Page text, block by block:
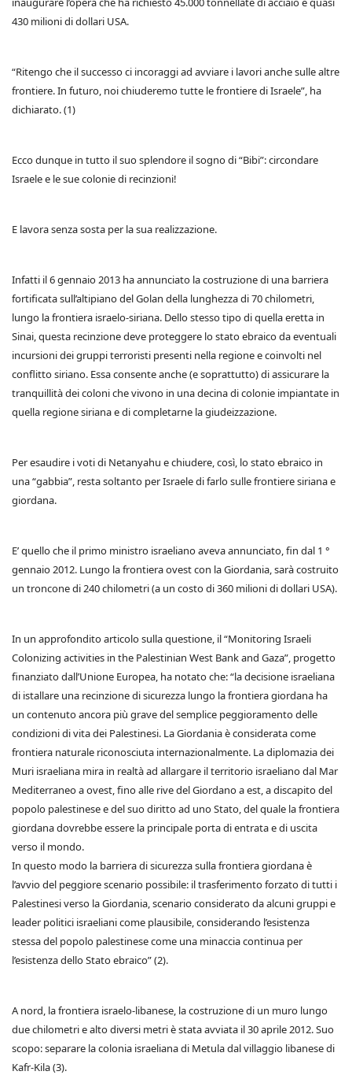
430 milioni di dollari USA.
“Ritengo che il successo ci incoraggi ad avviare i lavori anche sulle altre
frontiere. In futuro, noi chiuderemo tutte le frontiere di Israele”, ha
dichiarato. (1)
Ecco dunque in tutto il suo splendore il sogno di “Bibi”: circondare
Israele e le sue colonie di recinzioni!
E lavora senza sosta per la sua realizzazione.
Infatti il 6 gennaio 2013 ha annunciato la costruzione di una barriera
fortificata sull’altipiano del Golan della lunghezza di 70 chilometri,
lungo la frontiera israelo-siriana. Dello stesso tipo di quella eretta in
Sinai, questa recinzione deve proteggere lo stato ebraico da eventuali
incursioni dei gruppi terroristi presenti nella regione e coinvolti nel
conflitto siriano. Essa consente anche (e soprattutto) di assicurare la
tranquillità dei coloni che vivono in una decina di colonie impiantate in
quella regione siriana e di completarne la giudeizzazione.
Per esaudire i voti di Netanyahu e chiudere, così, lo stato ebraico in
una “gabbia”, resta soltanto per Israele di farlo sulle frontiere siriana e
giordana.
E’ quello che il primo ministro israeliano aveva annunciato, fin dal 1 °
gennaio 2012. Lungo la frontiera ovest con la Giordania, sarà costruito
un troncone di 240 chilometri (a un costo di 360 milioni di dollari USA).
In un approfondito articolo sulla questione, il “Monitoring Israeli
Colonizing activities in the Palestinian West Bank and Gaza”, progetto
finanziato dall’Unione Europea, ha notato che: “la decisione israeliana
di istallare una recinzione di sicurezza lungo la frontiera giordana ha
un contenuto ancora più grave del semplice peggioramento delle
condizioni di vita dei Palestinesi. La Giordania è considerata come
frontiera naturale riconosciuta internazionalmente. La diplomazia dei
Muri israeliana mira in realtà ad allargare il territorio israeliano dal Mar
Mediterraneo a ovest, fino alle rive del Giordano a est, a discapito del
popolo palestinese e del suo diritto ad uno Stato, del quale la frontiera
giordana dovrebbe essere la principale porta di entrata e di uscita
verso il mondo.
In questo modo la barriera di sicurezza sulla frontiera giordana è
l’avvio del peggiore scenario possibile: il trasferimento forzato di tutti i
Palestinesi verso la Giordania, scenario considerato da alcuni gruppi e
leader politici israeliani come plausibile, considerando l’esistenza
stessa del popolo palestinese come una minaccia continua per
l’esistenza dello Stato ebraico” (2).
A nord, la frontiera israelo-libanese, la costruzione di un muro lungo
due chilometri e alto diversi metri è stata avviata il 30 aprile 2012. Suo
scopo: separare la colonia israeliana di Metula dal villaggio libanese di
Kafr-Kila (3).